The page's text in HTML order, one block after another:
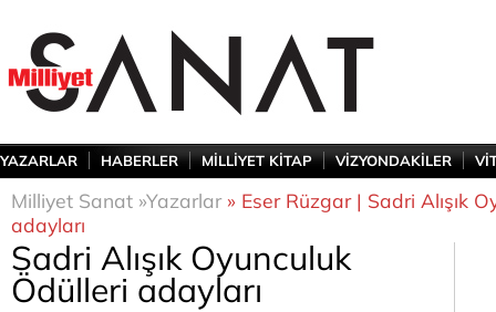
YAZARLAR HABERLER MİLLİYET KİTAP VİZYONDAKİLER
Milliyet Sanat »Yazarlar» Eser Rüzgar | Sadri Alışık
adayları
Sadri Alışık Oyunculuk
Ödülleri adayları